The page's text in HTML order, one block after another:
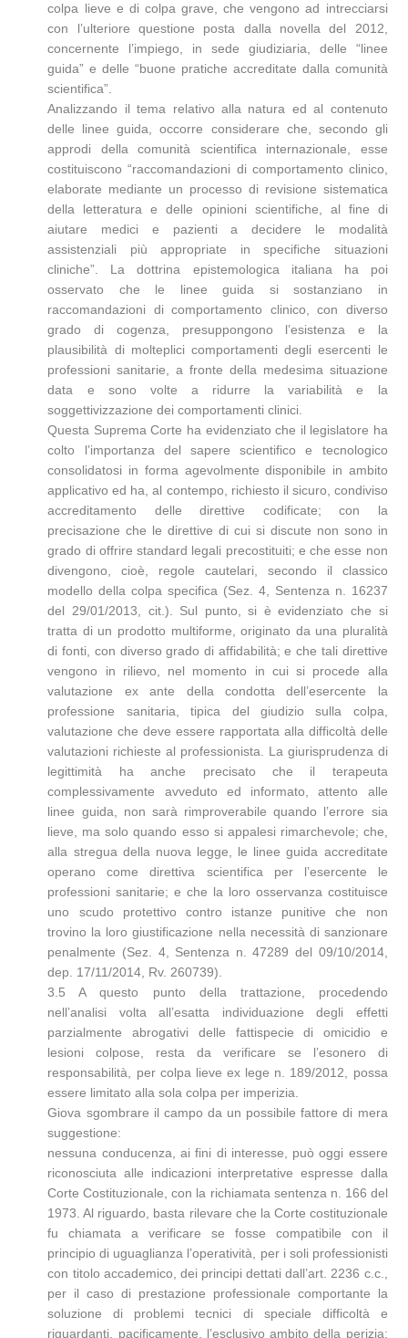
colpa lieve e di colpa grave, che vengono ad intrecciarsi
con l’ulteriore questione posta dalla novella del 2012,
concernente l’impiego, in sede giudiziaria, delle “linee
guida” e delle “buone pratiche accreditate dalla comunità
scientifica”.
Analizzando il tema relativo alla natura ed al contenuto
delle linee guida, occorre considerare che, secondo gli
approdi della comunità scientifica internazionale, esse
costituiscono “raccomandazioni di comportamento clinico,
elaborate mediante un processo di revisione sistematica
della letteratura e delle opinioni scientifiche, al fine di
aiutare medici e pazienti a decidere le modalità
assistenziali più appropriate in specifiche situazioni
cliniche”. La dottrina epistemologica italiana ha poi
osservato che le linee guida si sostanziano in
raccomandazioni di comportamento clinico, con diverso
grado di cogenza, presuppongono l’esistenza e la
plausibilità di molteplici comportamenti degli esercenti le
professioni sanitarie, a fronte della medesima situazione
data e sono volte a ridurre la variabilità e la
soggettivizzazione dei comportamenti clinici.
Questa Suprema Corte ha evidenziato che il legislatore ha
colto l’importanza del sapere scientifico e tecnologico
consolidatosi in forma agevolmente disponibile in ambito
applicativo ed ha, al contempo, richiesto il sicuro, condiviso
accreditamento delle direttive codificate; con la
precisazione che le direttive di cui si discute non sono in
grado di offrire standard legali precostituiti; e che esse non
divengono, cioè, regole cautelari, secondo il classico
modello della colpa specifica (Sez. 4, Sentenza n. 16237
del 29/01/2013, cit.). Sul punto, si è evidenziato che si
tratta di un prodotto multiforme, originato da una pluralità
di fonti, con diverso grado di affidabilità; e che tali direttive
vengono in rilievo, nel momento in cui si procede alla
valutazione ex ante della condotta dell’esercente la
professione sanitaria, tipica del giudizio sulla colpa,
valutazione che deve essere rapportata alla difficoltà delle
valutazioni richieste al professionista. La giurisprudenza di
legittimità ha anche precisato che il terapeuta
complessivamente avveduto ed informato, attento alle
linee guida, non sarà rimproverabile quando l’errore sia
lieve, ma solo quando esso si appalesi rimarchevole; che,
alla stregua della nuova legge, le linee guida accreditate
operano come direttiva scientifica per l’esercente le
professioni sanitarie; e che la loro osservanza costituisce
uno scudo protettivo contro istanze punitive che non
trovino la loro giustificazione nella necessità di sanzionare
penalmente (Sez. 4, Sentenza n. 47289 del 09/10/2014,
dep. 17/11/2014, Rv. 260739).
3.5 A questo punto della trattazione, procedendo
nell’analisi volta all’esatta individuazione degli effetti
parzialmente abrogativi delle fattispecie di omicidio e
lesioni colpose, resta da verificare se l’esonero di
responsabilità, per colpa lieve ex lege n. 189/2012, possa
essere limitato alla sola colpa per imperizia.
Giova sgombrare il campo da un possibile fattore di mera
suggestione:
nessuna conducenza, ai fini di interesse, può oggi essere
riconosciuta alle indicazioni interpretative espresse dalla
Corte Costituzionale, con la richiamata sentenza n. 166 del
1973. Al riguardo, basta rilevare che la Corte costituzionale
fu chiamata a verificare se fosse compatibile con il
principio di uguaglianza l’operatività, per i soli professionisti
con titolo accademico, dei principi dettati dall’art. 2236 c.c.,
per il caso di prestazione professionale comportante la
soluzione di problemi tecnici di speciale difficoltà e
riguardanti, pacificamente, l’esclusivo ambito della perizia;